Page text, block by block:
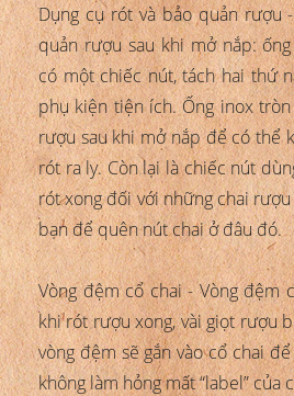
Dụng cụ rót và bảo quản rượu
quản rượu sau khi mở nắp:
có một chiếc nút, tách hai thứ
phụ kiện tiện ích. Ống inox
rượu sau khi mở nắp để có thể
rót ra ly. Còn lại là chiếc nút
rót xong đối với những chai
bạn để quên nút chai ở đâu đó.
Vòng đệm cổ chai - Vòng đệm
khi rót rượu xong, vài giọt rượu
vòng đệm sẽ gắn vào cổ chai
không làm hỏng mất “label” của